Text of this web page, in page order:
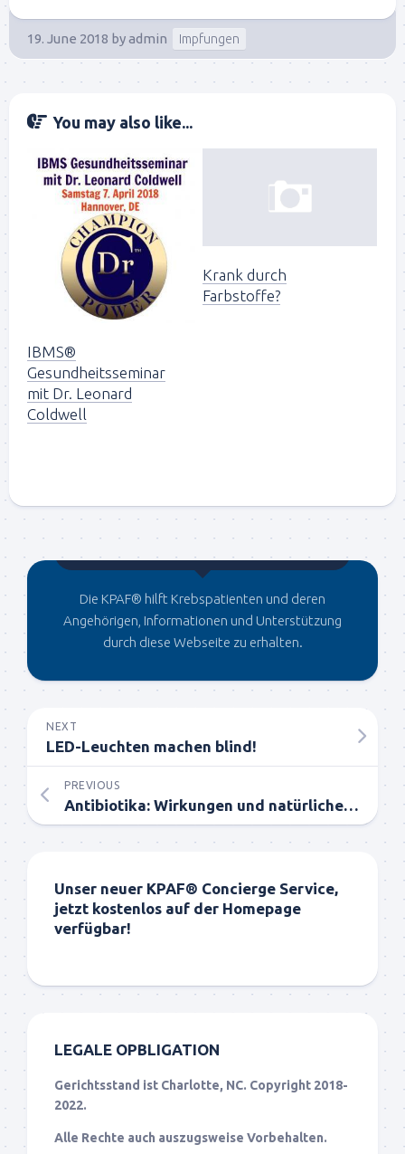
19. June 2018 byadmin Impfungen
You may also like...
IBMS®
Gesundheitsseminar
mit Dr. Leonard
Coldwell
Krank durch
Farbstoffe?
Die KPAF® hilft Krebspatienten und deren
Angehörigen, Informationen und Unterstützung
durch diese Webseite zu erhalten.
NEXT
LED-Leuchten machen blind!
PREVIOUS
Antibiotika: Wirkungen und natürliche Alternativen
Unser neuer KPAF® Concierge Service,
jetzt kostenlos auf der Homepage
verfügbar!
LEGALE OPBLIGATION
Gerichtsstand ist Charlotte, NC. Copyright 2018-
2022.
Alle Rechte auch auszugsweise Vorbehalten.